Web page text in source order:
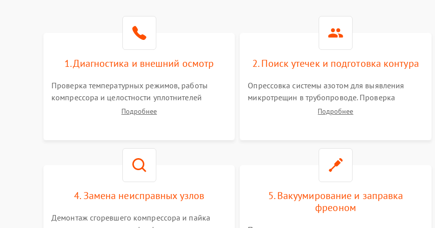
1. Диагностика и внешний осмотр
Проверка температурных режимов, работы
компрессора и целостности уплотнителей
дверей. Измерение сопротивления обмоток
Подробнее
2. Поиск утечек и подготовка контура
Опрессовка системы азотом для выявления
микротрещин в трубопроводе. Проверка
испарителя и конденсатора течеискателем.
Подробнее
4. Замена неисправных узлов
Демонтаж сгоревшего компрессора и пайка
5. Вакуумирование и заправка
фреоном